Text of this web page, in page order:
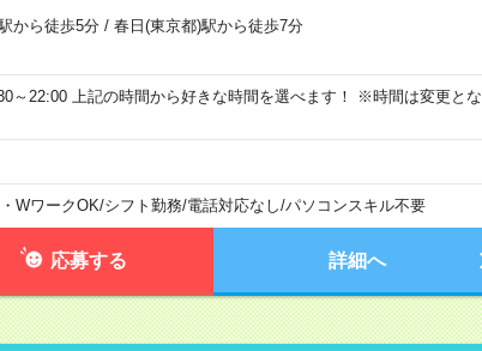
から徒歩5分/ 春日(東京都)駅から徒歩7分
～22:00 上記の時間から好きな時間を選べます！ ※時間は変更とな
WワークOK/シフト勤務/電話対応なし/パソコンスキル不要
応募する 詳細へ